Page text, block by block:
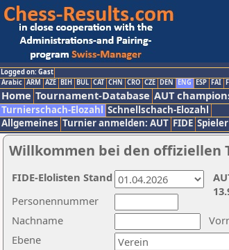
Logged on: Gast
Arabic ARM AZE BIH BUL CAT CHN CRO CZE DEN ENG ESP FAI
Home Tournament-Database AUT
Turnierschach-Elozahl Schnellschach-Elozahl
Allgemeines Turnier anmelden: AUT FIDE
Willkommen bei den offiziellen
Nachname
Ebene
Personennummer
FIDE-Elolisten Stand